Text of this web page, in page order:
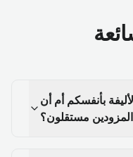
بأنفسكم أم أن
المزودين مستقلون؟